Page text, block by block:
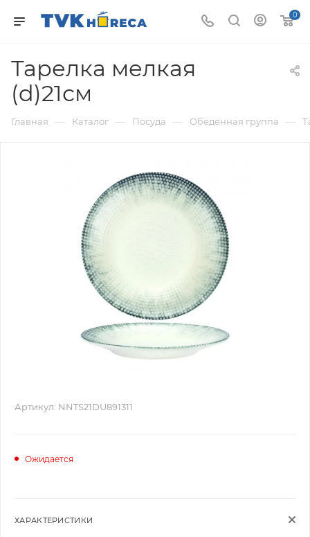
0
Тарелка мелкая
(d)21см
Главная — Каталог — Посуда — Обеденная группа —
Артикул: NNTS21DU891311
Ожидается
ХАРАКТЕРИСТИКИ